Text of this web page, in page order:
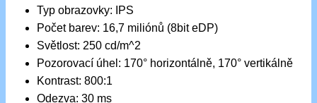
Typ obrazovky: IPS
Počet barev: 16,7 miliónů (8bit eDP)
Světlost: 250 cd/m^2
Pozorovací úhel: 170° horizontálně, 170° vertikálně
Kontrast: 800:1
Odezva: 30 ms